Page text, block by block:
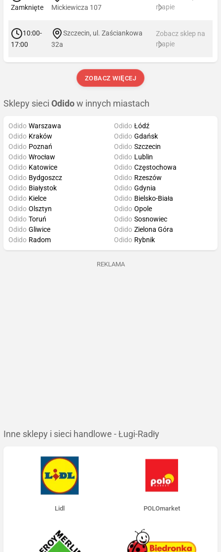
Zamknięte
Mickiewicza 107
mapie
10:00-
17:00
Szczecin, ul. Zaściankowa
32a
Zobacz sklep na
mapie
ZOBACZ WIĘCEJ
Sklepy sieci Odido w innych miastach
Odido Warszawa
Odido Kraków
Odido Poznań
Odido Wrocław
Odido Łódź
Odido Gdańsk
Odido Szczecin
Odido Lublin
Odido Katowice
Odido Bydgoszcz
Odido Białystok
Odido Kielce
Odido Częstochowa
Odido Rzeszów
Odido Gdynia
Odido Bielsko-Biała
Odido Olsztyn
Odido Toruń
Odido Gliwice
Odido Radom
Odido Opole
Odido Sosnowiec
Odido Zielona Góra
Odido Rybnik
REKLAMA
Inne sklepy i sieci handlowe - Ługi-Radły
Lidl POLOmarket